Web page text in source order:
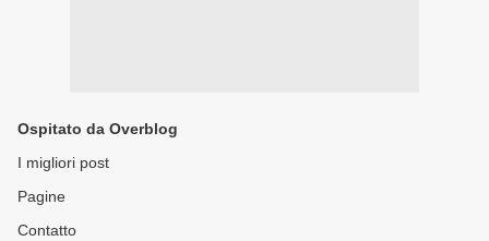
Ospitato da Overblog
I migliori post
Pagine
Contatto